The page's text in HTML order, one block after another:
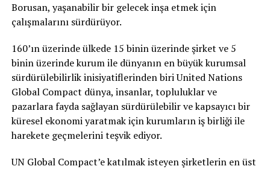
Borusan, yaşanabilir bir gelecek inşa etmek için
çalışmalarını sürdürüyor.
160’ın üzerinde ülkede 15 binin üzerinde şirket ve 5
binin üzerinde kurum ile dünyanın en büyük kurumsal
sürdürülebilirlik inisiyatiflerinden biri United Nations
Global Compact dünya, insanlar, topluluklar ve
pazarlara fayda sağlayan sürdürülebilir ve kapsayıcı bir
küresel ekonomi yaratmak için kurumların iş birliği ile
harekete geçmelerini teşvik ediyor.
UN Global Compact’e katılmak isteyen şirketlerin en üst